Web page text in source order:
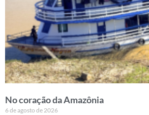
No coração da Amazônia
6 de agosto de 2026